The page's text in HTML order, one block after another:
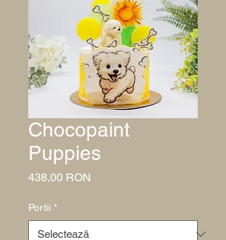
Chocopaint
Puppies
438,00 RON
Portii *